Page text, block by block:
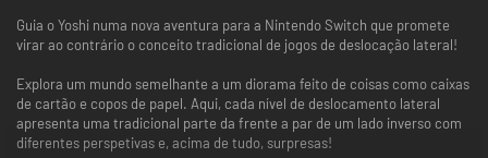
Guia o Yoshi numa nova aventura para a Nintendo Switch que promete
virar ao contrário o conceito tradicional de jogos de deslocação lateral!
Explora um mundo semelhante a um diorama feito de coisas como caixas
de cartão e copos de papel. Aqui, cada nível de deslocamento lateral
apresenta uma tradicional parte da frente a par de um lado inverso com
diferentes perspetivas e, acima de tudo, surpresas!